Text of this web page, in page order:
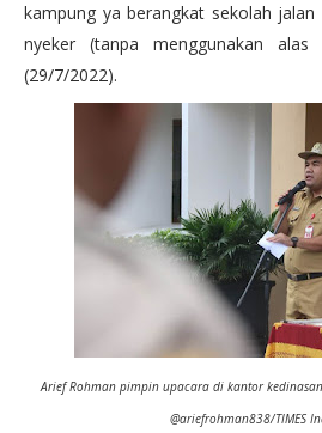
kampung ya berangkat sekolah
nyeker (tanpa menggunakan alas
(29/7/2022).
Arief Rohman pimpin upacara di kantor
@ariefrohman838/TIMES